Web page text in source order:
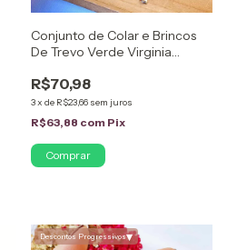
Conjunto de Colar e Brincos
De Trevo Verde Virginia
R$70,98
3x de R$23,66 sem juros
R$63,88 com Pix
Descontos Progressivos▾